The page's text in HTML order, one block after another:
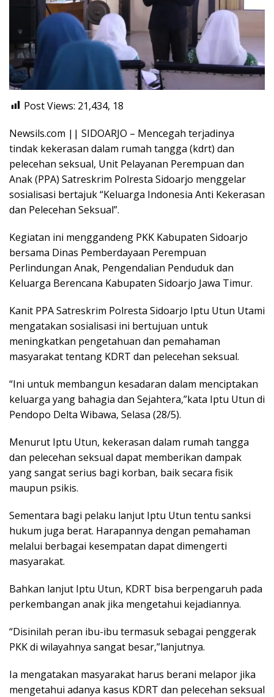
Post Views: 21,434, 18
Newsils.com || SIDOARJO – Mencegah terjadinya
tindak kekerasan dalam rumah tangga (kdrt) dan
pelecehan seksual, Unit Pelayanan Perempuan dan
Anak (PPA) Satreskrim Polresta Sidoarjo menggelar
sosialisasi bertajuk “Keluarga Indonesia Anti Kekerasan
dan Pelecehan Seksual”.
Kegiatan ini menggandeng PKK Kabupaten Sidoarjo
bersama Dinas Pemberdayaan Perempuan
Perlindungan Anak, Pengendalian Penduduk dan
Keluarga Berencana Kabupaten Sidoarjo Jawa Timur.
Kanit PPA Satreskrim Polresta Sidoarjo Iptu Utun Utami
mengatakan sosialisasi ini bertujuan untuk
meningkatkan pengetahuan dan pemahaman
masyarakat tentang KDRT dan pelecehan seksual.
“Ini untuk membangun kesadaran dalam menciptakan
keluarga yang bahagia dan Sejahtera,”kata Iptu Utun di
Pendopo Delta Wibawa, Selasa (28/5).
Menurut Iptu Utun, kekerasan dalam rumah tangga
dan pelecehan seksual dapat memberikan dampak
yang sangat serius bagi korban, baik secara fisik
maupun psikis.
Sementara bagi pelaku lanjut Iptu Utun tentu sanksi
hukum juga berat. Harapannya dengan pemahaman
melalui berbagai kesempatan dapat dimengerti
masyarakat.
Bahkan lanjut Iptu Utun, KDRT bisa berpengaruh pada
perkembangan anak jika mengetahui kejadiannya.
“Disinilah peran ibu-ibu termasuk sebagai penggerak
PKK di wilayahnya sangat besar,”lanjutnya.
Ia mengatakan masyarakat harus berani melapor jika
mengetahui adanya kasus KDRT dan pelecehan seksual